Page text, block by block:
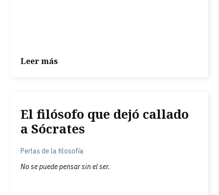
Leer más
El filósofo que dejó callado
a Sócrates
Perlas de la filosofía
No se puede pensar sin el ser.